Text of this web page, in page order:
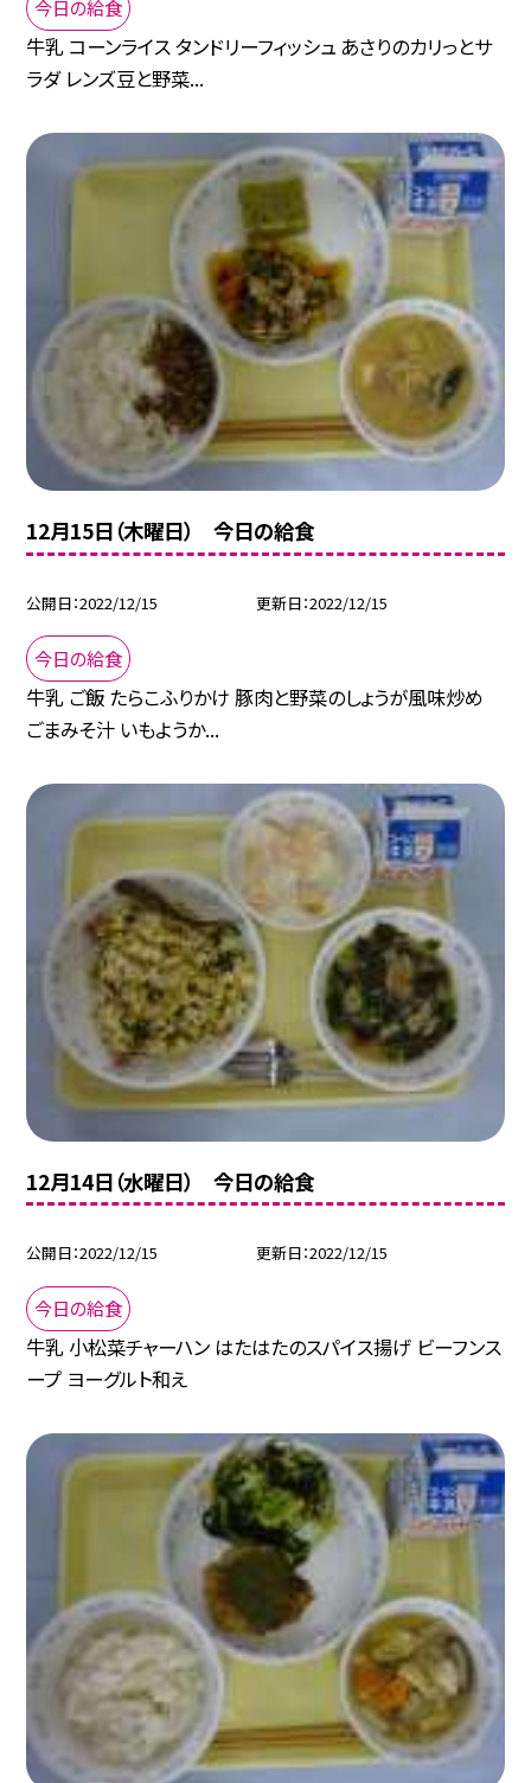
今日の給食
牛乳 コーンライス タンドリーフィッシュ あさりのカリっとサ
ラダ レンズ豆と野菜...
12月15日（木曜日） 今日の給食
公開日 2022/12/15 更新日 2022/12/15
今日の給食
牛乳 ご飯 たらこふりかけ 豚肉と野菜のしょうが風味炒め
ごまみそ汁 いもようか...
12月14日（水曜日） 今日の給食
公開日 2022/12/15 更新日 2022/12/15
今日の給食
牛乳 小松菜チャーハン はたはたのスパイス揚げ ビーフンス
ープ ヨーグルト和え